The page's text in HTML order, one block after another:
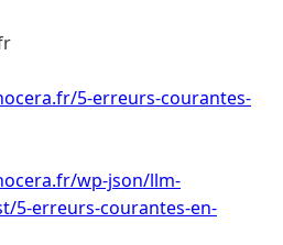
5-erreurs-courantes-
wp-json/llm-
5-erreurs-courantes-en-